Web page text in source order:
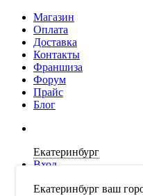
Магазин
Оплата
Доставка
Контакты
Франшиза
Форум
Прайс
Блог
Екатеринбург
Екатеринбург ваш
Вход
Регистрация